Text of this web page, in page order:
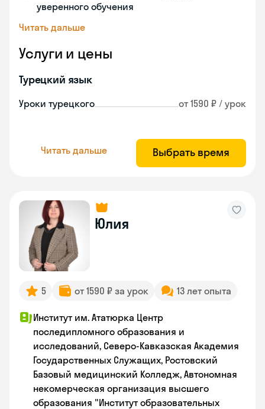
уверенного обучения
Читать дальше
Услуги и цены
Турецкий язык
Уроки турецкого от 1590 ₽ / урок
Читать дальше Выбрать время
Юлия
5 от 1590 ₽ за урок 13 лет опыта
Институт им. Ататюрка Центр
последипломного образования и
исследований, Северо-Кавказская Академия
Государственных Служащих, Ростовский
Базовый медицинский Колледж, Автономная
некомерческая организация высшего
образования "Институт образовательных